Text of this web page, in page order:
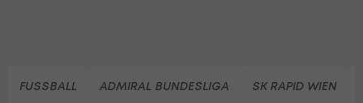
FUSSBALL ADMIRAL BUNDESLIGA SK RAPID WIEN